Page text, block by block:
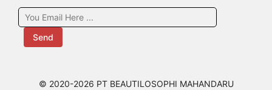
Send
© 2020-2026 PT BEAUTILOSOPHI MAHANDARU